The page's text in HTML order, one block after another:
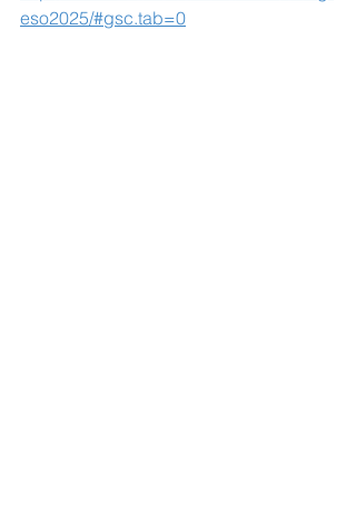
eso2025/#gsc.tab=0